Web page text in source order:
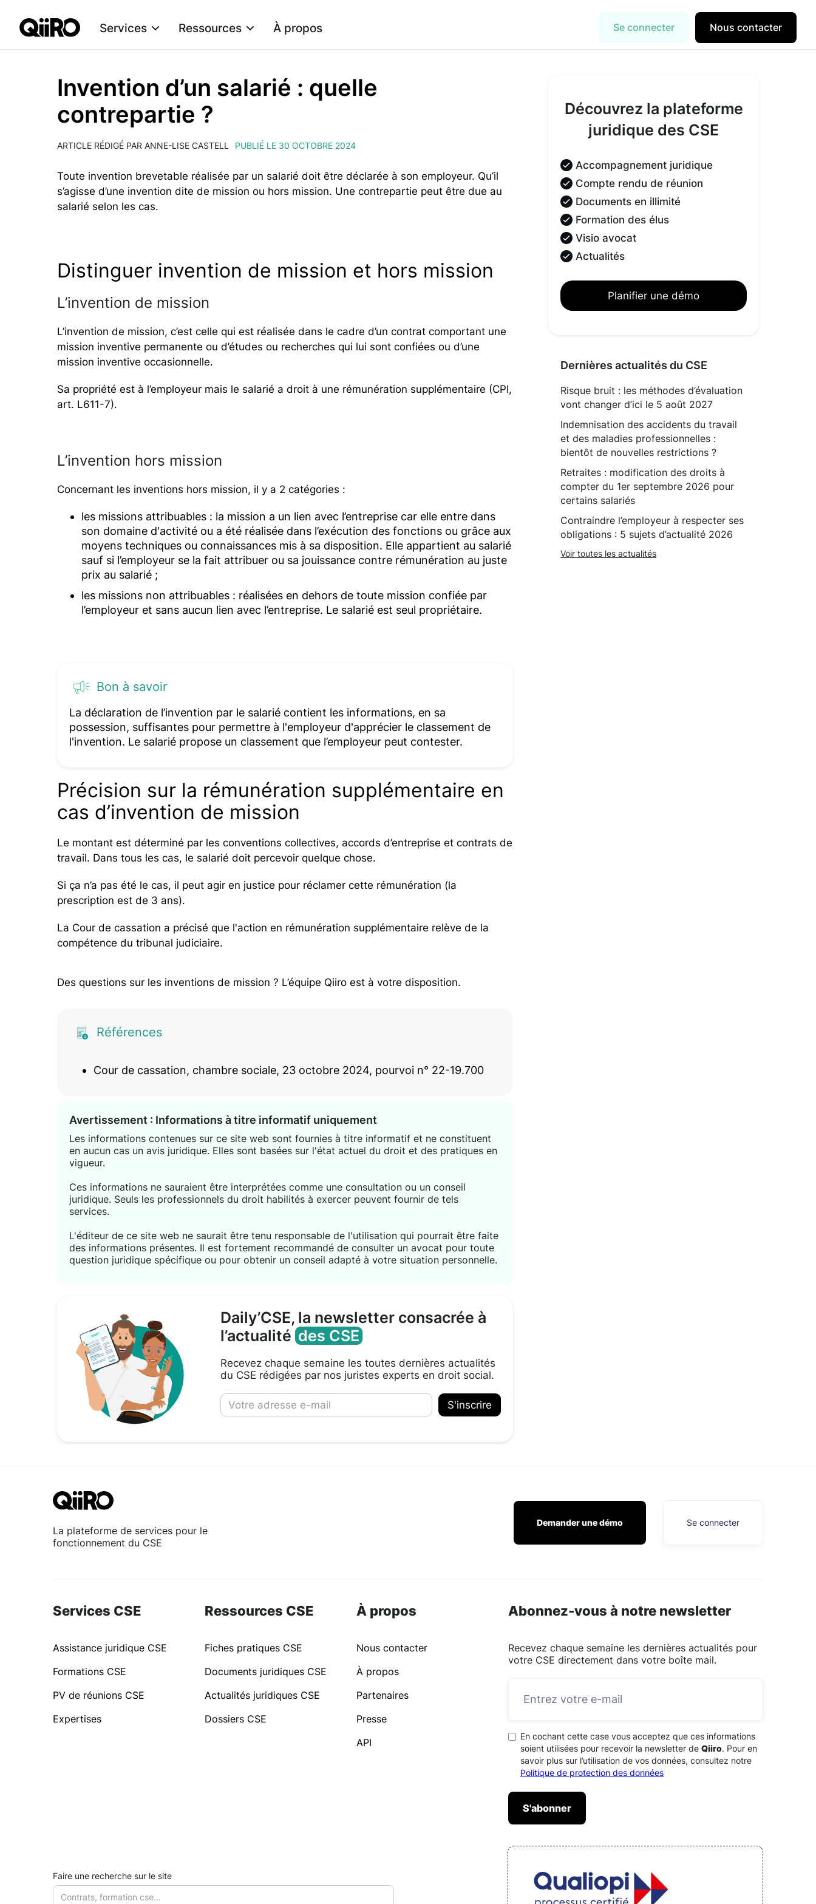
Services Ressources À propos Se connecter Nous contacter
Invention d’un salarié : quelle
contrepartie ?
ARTICLE RÉDIGÉ PAR ANNE-LISE CASTELL PUBLIÉ LE 30 OCTOBRE 2024
Toute invention brevetable réalisée par un salarié doit être déclarée à son employeur. Qu’il
s’agisse d’une invention dite de mission ou hors mission. Une contrepartie peut être due au
salarié selon les cas.
Distinguer invention de mission et hors mission
L’invention de mission
L’invention de mission, c’est celle qui est réalisée dans le cadre d’un contrat comportant une
mission inventive permanente ou d’études ou recherches qui lui sont confiées ou d’une
mission inventive occasionnelle.
Sa propriété est à l’employeur mais le salarié a droit à une rémunération supplémentaire (CPI,
art. L611-7).
L’invention hors mission
Concernant les inventions hors mission, il y a 2 catégories :
les missions attribuables : la mission a un lien avec l’entreprise car elle entre dans
son domaine d'activité ou a été réalisée dans l’exécution des fonctions ou grâce aux
moyens techniques ou connaissances mis à sa disposition. Elle appartient au salarié
sauf si l’employeur se la fait attribuer ou sa jouissance contre rémunération au juste
prix au salarié ;
les missions non attribuables : réalisées en dehors de toute mission confiée par
l’employeur et sans aucun lien avec l’entreprise. Le salarié est seul propriétaire.
Bon à savoir
La déclaration de l’invention par le salarié contient les informations, en sa
possession, suffisantes pour permettre à l'employeur d'apprécier le classement de
l'invention. Le salarié propose un classement que l’employeur peut contester.
Précision sur la rémunération supplémentaire en
cas d’invention de mission
Le montant est déterminé par les conventions collectives, accords d’entreprise et contrats de
travail. Dans tous les cas, le salarié doit percevoir quelque chose.
Si ça n’a pas été le cas, il peut agir en justice pour réclamer cette rémunération (la
prescription est de 3 ans).
La Cour de cassation a précisé que l'action en rémunération supplémentaire relève de la
compétence du tribunal judiciaire.
Des questions sur les inventions de mission ? L’équipe Qiiro est à votre disposition.
Références
Cour de cassation, chambre sociale, 23 octobre 2024, pourvoi n° 22-19.700
Avertissement : Informations à titre informatif uniquement
Les informations contenues sur ce site web sont fournies à titre informatif et ne constituent
en aucun cas un avis juridique. Elles sont basées sur l'état actuel du droit et des pratiques en
vigueur.
Ces informations ne sauraient être interprétées comme une consultation ou un conseil
juridique. Seuls les professionnels du droit habilités à exercer peuvent fournir de tels
services.
L'éditeur de ce site web ne saurait être tenu responsable de l'utilisation qui pourrait être faite
des informations présentes. Il est fortement recommandé de consulter un avocat pour toute
question juridique spécifique ou pour obtenir un conseil adapté à votre situation personnelle.
Daily’CSE, la newsletter consacrée à
l’actualitédes CSE
Recevez chaque semaine les toutes dernières actualités
du CSE rédigées par nos juristes experts en droit social.
Découvrez la plateforme
juridique des CSE
Accompagnement juridique
Compte rendu de réunion
Documents en illimité
Formation des élus
Visio avocat
Actualités
Planifier une démo
Dernières actualités du CSE
Risque bruit : les méthodes d’évaluation
vont changer d’ici le 5 août 2027
Indemnisation des accidents du travail
et des maladies professionnelles :
bientôt de nouvelles restrictions ?
Retraites : modification des droits à
compter du 1er septembre 2026 pour
certains salariés
Contraindre l’employeur à respecter ses
obligations : 5 sujets d’actualité 2026
Voir toutes les actualités
La plateforme de services pour le
fonctionnement du CSE
Demander une démo Se connecter
Services CSE
Assistance juridique CSE
Formations CSE
PV de réunions CSE
Expertises
Ressources CSE
Fiches pratiques CSE
Documents juridiques CSE
Actualités juridiques CSE
Dossiers CSE
À propos
Nous contacter
À propos
Partenaires
Presse
API
Abonnez-vous à notre newsletter
Recevez chaque semaine les dernières actualités pour
votre CSE directement dans votre boîte mail.
En cochant cette case vous acceptez que ces informations
soient utilisées pour recevoir la newsletter de Qiiro. Pour en
savoir plus sur l’utilisation de vos données, consultez notre
Politique de protection des données
Faire une recherche sur le site